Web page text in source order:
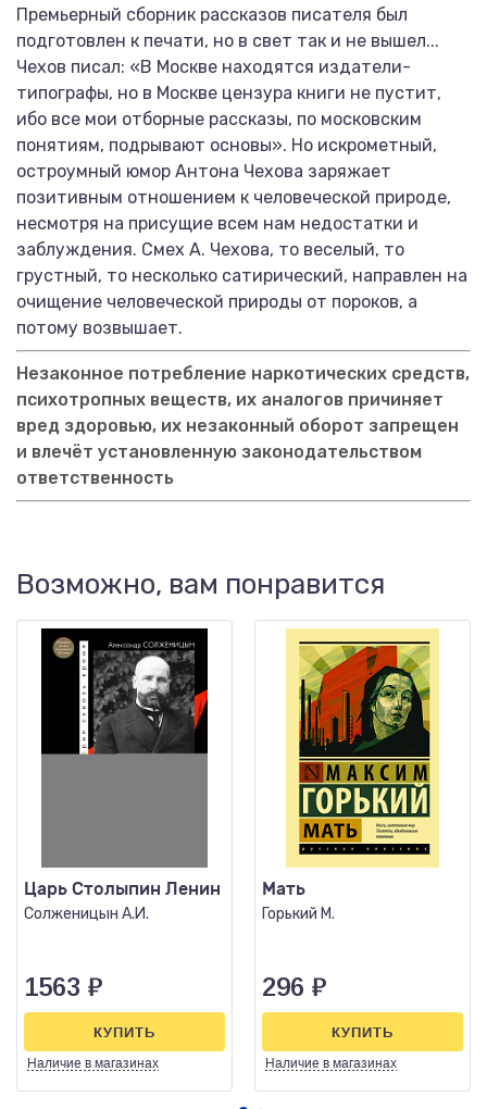
Премьерный сборник рассказов писателя был
подготовлен к печати, но в свет так и не вышел...
Чехов писал: «В Москве находятся издатели-
типографы, но в Москве цензура книги не пустит,
ибо все мои отборные рассказы, по московским
понятиям, подрывают основы». Но искрометный,
остроумный юмор Антона Чехова заряжает
позитивным отношением к человеческой природе,
несмотря на присущие всем нам недостатки и
заблуждения. Смех А. Чехова, то веселый, то
грустный, то несколько сатирический, направлен на
очищение человеческой природы от пороков, а
потому возвышает.
Незаконное потребление наркотических средств,
психотропных веществ, их аналогов причиняет
вред здоровью, их незаконный оборот запрещен
и влечёт установленную законодательством
ответственность
Возможно, вам понравится
Царь Столыпин Ленин
Солженицын А.И.
1563 ₽
Наличие в магазинах
КУПИТЬ
Мать
Горький М.
296 ₽
Наличие в магазинах
КУПИТЬ